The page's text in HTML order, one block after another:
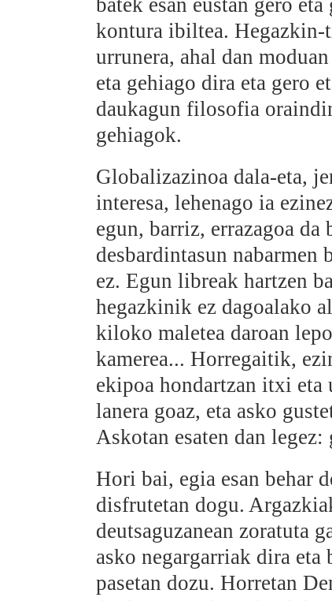
batek esan eustan gero
kontura ibiltea. Hegazkin-
urrunera, ahal dan
eta gehiago dira eta gero
daukagun filosofia
gehiagok.
Globalizazinoa dala-eta,
interesa, lehenago ia
egun, barriz, errazagoa
desbardintasun nabarmen
ez. Egun libreak hartzen
hegazkinik ez dagoalako
kiloko maletea daroan
kamerea... Horregaitik,
ekipoa hondartzan itxi eta
lanera goaz, eta asko
Askotan esaten dan
Hori bai, egia esan behar
disfrutetan dogu.
deutsaguzanean zoratuta
asko negargarriak dira eta
pasetan dozu. Horretan